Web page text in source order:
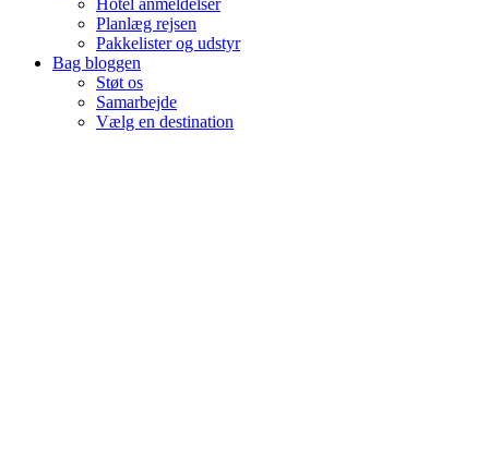
Planlæg rejsen
Pakkelister og udstyr
Bag bloggen
Støt os
Samarbejde
Vælg en destination